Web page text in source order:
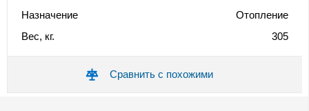
Назначение
Отопление
Вес, кг.
305
Сравнить с похожими